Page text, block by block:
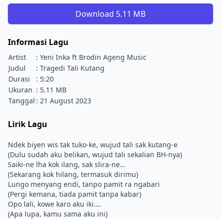
Download 5.11 MB
Informasi Lagu
Artist
: Yeni Inka ft Brodin Ageng Music
Judul
: Tragedi Tali Kutang
Durasi
: 5:20
Ukuran : 5.11 MB
Tanggal : 21 August 2023
Lirik Lagu
Ndek biyen wis tak tuko-ke, wujud tali sak kutang-e
(Dulu sudah aku belikan, wujud tali sekalian BH-nya)
Saiki-ne lha kok ilang, sak slira-ne…
(Sekarang kok hilang, termasuk dirimu)
Lungo menyang endi, tanpo pamit ra ngabari
(Pergi kemana, tiada pamit tanpa kabar)
Opo lali, kowe karo aku iki….
(Apa lupa, kamu sama aku ini)